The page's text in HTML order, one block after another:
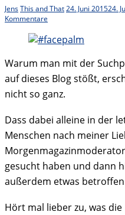
JensThis and That24. Juni 201524.
Kommentare
Warum man mit der
auf dieses Blog stößt,
nicht so ganz.
Dass dabei alleine in der
Menschen nach meiner
gesucht haben und dann
außerdem etwas
Hört mal lieber zu, was